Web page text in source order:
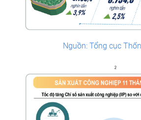
Nguồn: Tổng cục